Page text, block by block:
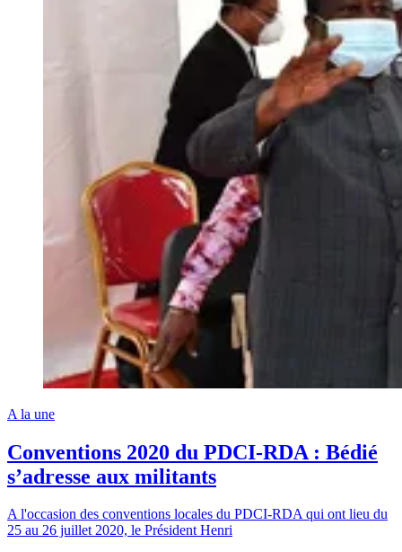
A la une
Conventions 2020 du PDCI-RDA : Bédié
s’adresse aux militants
A l'occasion des conventions locales du PDCI-RDA qui ont lieu du
25 au 26 juillet 2020, le Président Henri